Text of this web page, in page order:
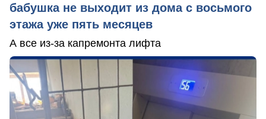
бабушка не выходит из дома с восьмого
этажа уже пять месяцев
А все из-за капремонта лифта